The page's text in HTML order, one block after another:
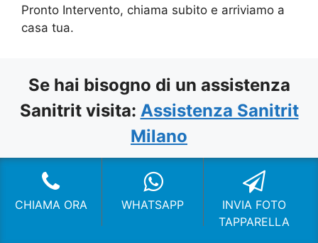
Pronto Intervento, chiama subito e arriviamo a
casa tua.
Se hai bisogno di un assistenza
Sanitrit visita: Assistenza Sanitrit
Milano
CHI SIAMO
CHIAMA ORA WHATSAPP
INVIA FOTO
TAPPARELLA